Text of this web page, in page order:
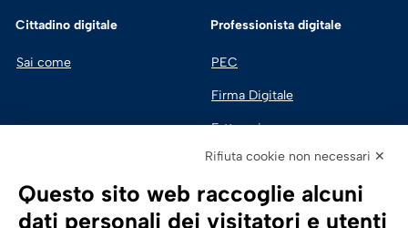
Cittadino digitale
Sai come
Professionista digitale
PEC
Firma Digitale
Fatturazione
Sicurezza Digitale
Rifiuta cookie non necessari ✕
Questo sito web raccoglie alcuni
dati personali dei visitatori e utenti